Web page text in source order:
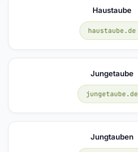
Haustaube
haustaube.de
Jungetaube
jungetaube.de
Jungtauben